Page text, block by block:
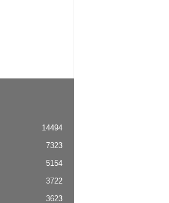
14494
7323
5154
3722
3623